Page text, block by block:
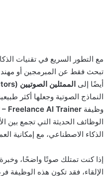
مع التطور السريع في تقنيات
تبحث فقط عن المبرمجين أو
أيضًا إلى الممثلين الصوتيين (Voice Actors)
النماذج الصوتية وجعلها أكثر
وظيفة Freelance AI Trainer
الوظائف الحديثة التي تجمع بين
الذكاء الاصطناعي، مع إمكانية
إذا كنت تمتلك صوتًا واضحًا،
الإلقاء، فقد تكون هذه